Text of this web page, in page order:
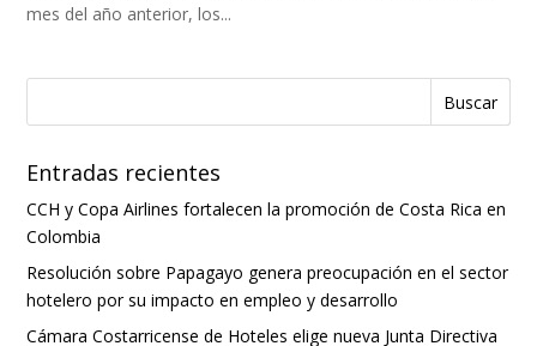
mes del año anterior, los...
Entradas recientes
CCH y Copa Airlines fortalecen la promoción de Costa Rica en
Colombia
Resolución sobre Papagayo genera preocupación en el sector
hotelero por su impacto en empleo y desarrollo
Cámara Costarricense de Hoteles elige nueva Junta Directiva